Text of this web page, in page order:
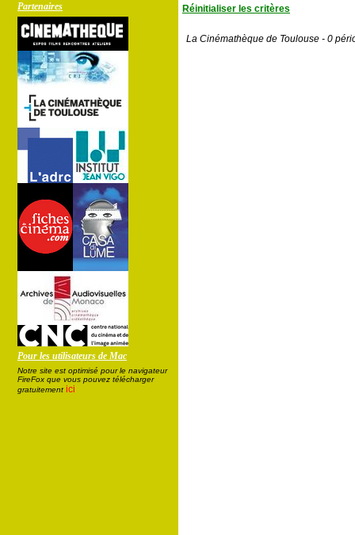
Partenaires
Pour les utilisateurs de Mac
Notre site est optimisé pour le navigateur
FireFox que vous pouvez télécharger
gratuitement ici
Réinitialiser les critères
La Cinémathèque de Toulouse - 0